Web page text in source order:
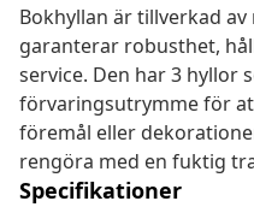
Bokhyllan är tillverkad
garanterar robusthet,
service. Den har 3 hyllor
förvaringsutrymme för
föremål eller
rengöra med en fuktig
Specifikationer